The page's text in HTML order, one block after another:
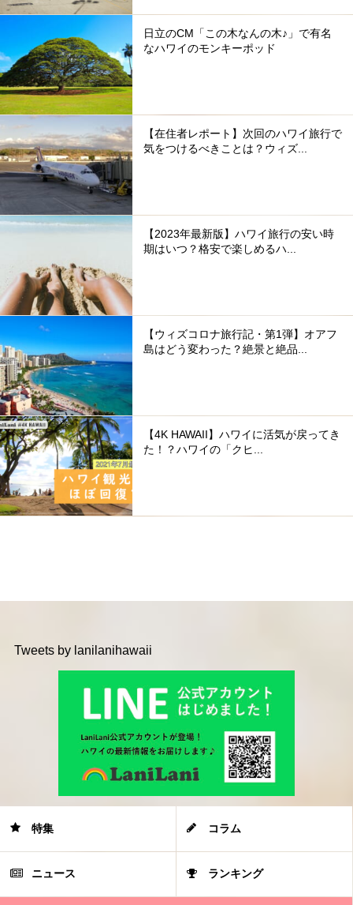
日立のCM「この木なんの木♪」で有名
なハワイのモンキーポッド
【在住者レポート】次回のハワイ旅行で
気をつけるべきことは？ウィズ...
【2023年最新版】ハワイ旅行の安い時
期はいつ？格安で楽しめるハ...
【ウィズコロナ旅行記・第1弾】オアフ
島はどう変わった？絶景と絶品...
【4K HAWAII】ハワイに活気が戻ってき
た！？ハワイの「クヒ...
Tweets by lanilanihawaii
特集 コラム
ニュース ランキング